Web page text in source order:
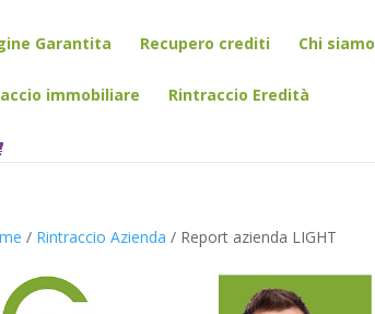
Garantita Recupero crediti Chi siamo
immobiliare Rintraccio Eredità
/ Rintraccio Azienda / Report azienda LIGHT